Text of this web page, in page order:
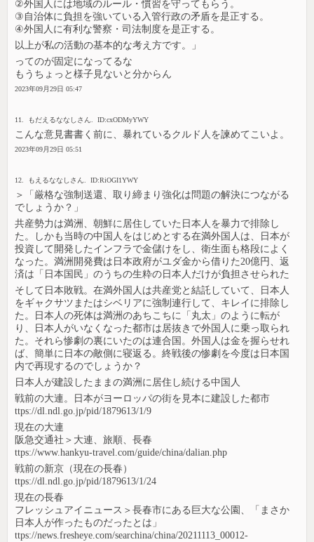
②外国人には地域のルール・慣習を守ってもらう。
③自治体に負担を強いている入管行政の矛盾を是正する。
④外国人に有利な警察・司法制度を是正する。
以上が私の活動の基本的な考え方です。」
ってのが固定になってるな
もうちょっと様子見ないと分からん
2023年09月29日 05:47
11. もだえるななしさん. ID:cxODMyYWY
こんな意見書書く前に、暴れているクルド人を諫めてこいよ。
2023年09月29日 05:51
12. もえるななしさん. ID:RiOGI1YWY
＞「厳格な強制送還、取り締まり強化は問題の解決につながる
でしょうか？」
共産勢力は満洲、朝鮮に居住していた日本人を暴力で排除し
た。しかも当時の中国人をはじめとする在満外国人は、日本が
投資して開発したインフラで金儲けをし、衛生面も格段によく
なった。満洲開発費は日本政府がユダ金から借りた20億円、返
済は「日本国民」のうちの生粋の日本人だけが負担させられた
そして日本敗戦。在満外国人は共産党と結託していて、日本人
をギャクサツまたはシベリアに強制連行して、キレイに排除し
た。日本人の死体は満洲のあちこちに「丸太」のように転が
り、日本人がいなくなった都市は居抜きで外国人に乗っ取られ
た。それら惨劇の裏にいたのは連合国。外国人は金を握らせれ
ば、簡単に日本の敵側に寝返る。終戦後の惨劇を今度は日本国
内で再現するのでしょうか？
日本人が建設したままの満洲に居住し続ける中国人
戦前の大連。日本がヨーロッパの街を見本に建設した都市
ttps://dl.ndl.go.jp/pid/1879613/1/9
現在の大連
阪急交通社＞大連、旅順、長春
ttps://www.hankyu-travel.com/guide/china/dalian.php
戦前の新京（現在の長春）
ttps://dl.ndl.go.jp/pid/1879613/1/24
現在の長春
フレッシュアイニュース＞長春市にある巨大な公園、「まさか
日本人が作ったものだったとは」
ttps://news.fresheye.com/searchina/china/20211113_00012-